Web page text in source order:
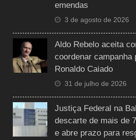
emendas
3 de agosto de 2026
Aldo Rebelo aceita
coordenar campanha
Ronaldo Caiado
31 de julho de 2026
Justiça Federal na
descarte de mais de
e abre prazo para